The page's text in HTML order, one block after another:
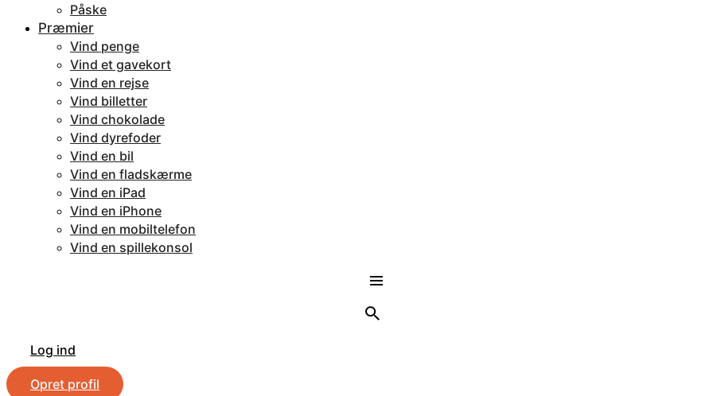
Påske
Præmier
Vind penge
Vind et gavekort
Vind en rejse
Vind billetter
Vind chokolade
Vind dyrefoder
Vind en bil
Vind en fladskærme
Vind en iPad
Vind en iPhone
Vind en mobiltelefon
Vind en spillekonsol
Log ind
Opret profil